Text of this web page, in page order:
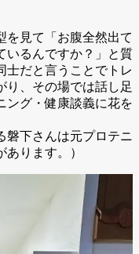
を見て「お腹全然出て
いるんですか？」と質
士だと言うことでトレ
り、その場では話し足
ング・健康談義に花を
磐下さんは元プロテニ
ります。）